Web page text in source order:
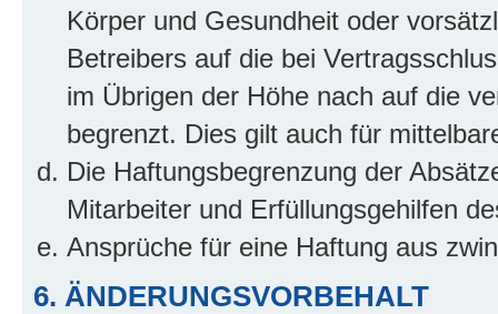
Körper und Gesundheit oder
Betreibers auf die bei
im Übrigen der Höhe nach auf die
begrenzt. Dies gilt auch für
Die Haftungsbegrenzung der
Mitarbeiter und Erfüllungsgehilfen
Ansprüche für eine Haftung aus
6. ÄNDERUNGSVORBEHALT